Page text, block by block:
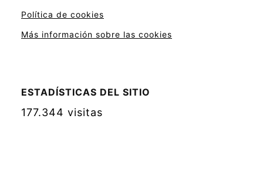
Política de cookies
Más información sobre las cookies
ESTADÍSTICAS DEL SITIO
177.344 visitas